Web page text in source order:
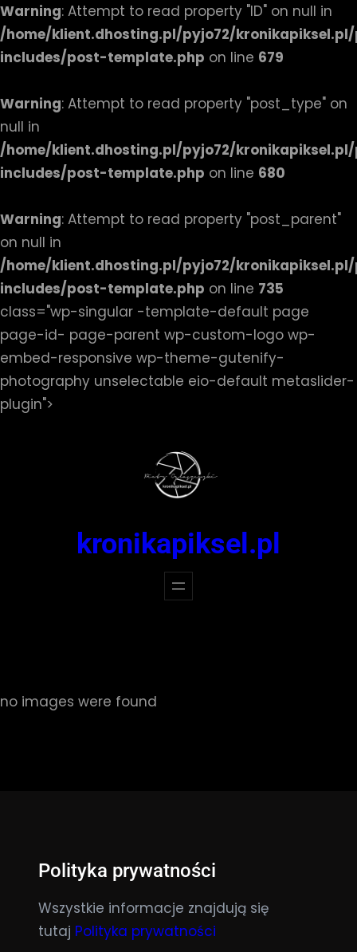
Warning: Attempt to read property "ID" on null in
/home/klient.dhosting.pl/pyjo72/
includes/post-template.php on line 679
Warning: Attempt to read property "post_type" on
null in
/home/klient.dhosting.pl/pyjo72/
includes/post-template.php on line 680
Warning: Attempt to read property "post_parent"
on null in
/home/klient.dhosting.pl/pyjo72/
includes/post-template.php on line 735
class="wp-singular -template-default page
page-id- page-parent wp-custom-logo wp-
embed-responsive wp-theme-gutenify-
photography unselectable eio-default metaslider-
plugin">
kronikapiksel.pl
no images were found
Polityka prywatności
Wszystkie informacje znajdują się
tutaj Polityka prywatności